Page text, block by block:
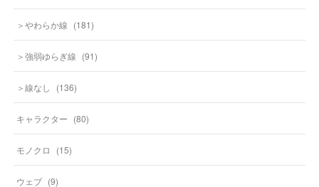
＞やわらか線 (181)
＞強弱ゆらぎ線 (91)
＞線なし (136)
キャラクター (80)
モノクロ (15)
ウェブ (9)